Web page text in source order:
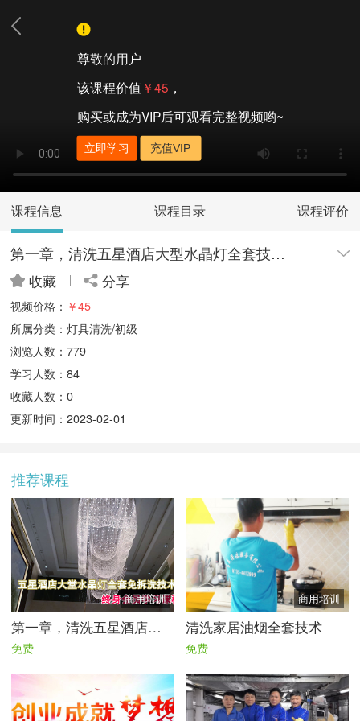
尊敬的用户
该课程价值 ￥45 ，
购买或成为VIP后可观看完整视频哟~
立即学习 充值VIP
课程信息 课程目录 课程评价
第一章，清洗五星酒店大型水晶灯全套技术|免拆洗技术流程
收藏 分享
视频价格： ￥45
所属分类：灯具清洗/初级
浏览人数：779
学习人数：84
收藏人数：0
更新时间：2023-02-01
推荐课程
商用培训
第一章，清洗五星酒店大型水晶灯全套技术|免拆洗技术流程
免费
商用培训
清洗家居油烟全套技术
免费